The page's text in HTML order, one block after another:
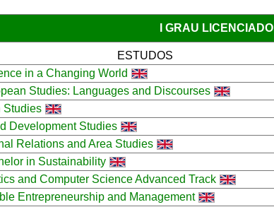
I GRAU LICENCIADO
ESTUDOS
in a Changing World
Studies: Languages and Discourses
Studies
Development Studies
Relations and Area Studies
in Sustainability
and Computer Science Advanced Track
Entrepreneurship and Management